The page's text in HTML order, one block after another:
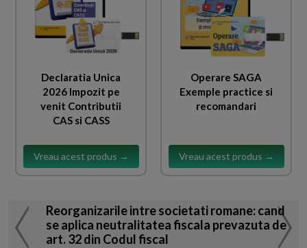
Declaratia Unica
2026 Impozit pe
venit Contributii
CAS si CASS
Vreau acest produs →
Operare SAGA
Exemple practice si
recomandari
Vreau acest produs →
Reorganizarile intre societati romane: cand
se aplica neutralitatea fiscala prevazuta de
art. 32 din Codul fiscal